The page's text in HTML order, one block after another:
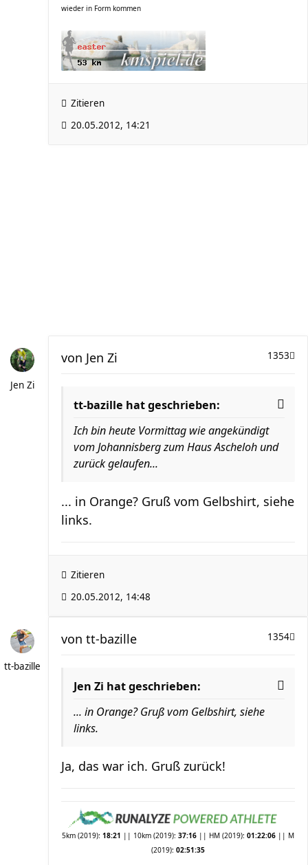
wieder in Form kommen
Zitieren
20.05.2012, 14:21
Jen Zi
1353
von Jen Zi
tt-bazille hat geschrieben:
Ich bin heute Vormittag wie angekündigt
vom Johannisberg zum Haus Ascheloh und
zurück gelaufen...
... in Orange? Gruß vom Gelbshirt, siehe
links.
Zitieren
20.05.2012, 14:48
tt-bazille
1354
von tt-bazille
Jen Zi hat geschrieben:
... in Orange? Gruß vom Gelbshirt, siehe
links.
Ja, das war ich. Gruß zurück!
5km (2019): 18:21 || 10km (2019): 37:16 || HM (2019): 01:22:06 || M
(2019): 02:51:35